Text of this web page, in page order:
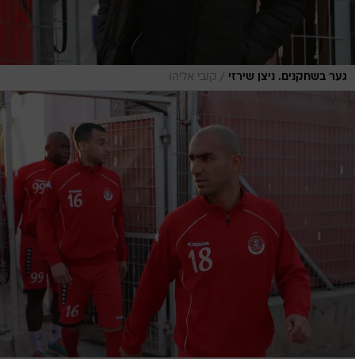
גער בשחקנים. ניצן שירזי / קובי אליהו